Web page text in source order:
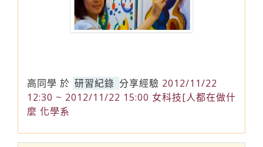
高同學 於 研習紀錄 分享經驗 2012/11/22
12:30 ~ 2012/11/22 15:00 女科技[人都在做什
麼 化學系